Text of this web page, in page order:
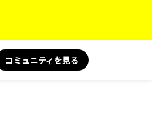
コミュニティを見る